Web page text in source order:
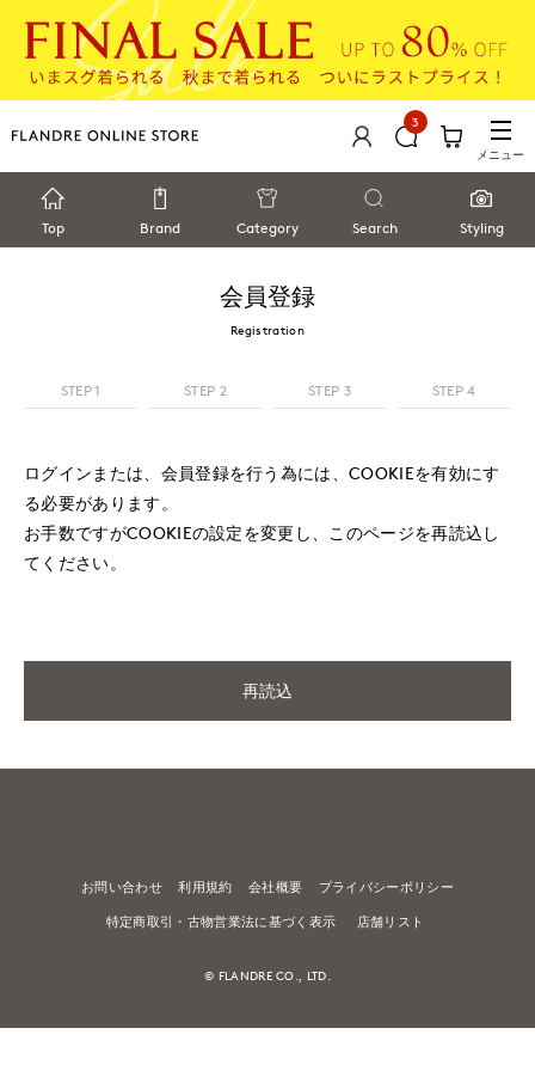
3
メニュー
Top Brand Category Search Styling
会員登録
Registration
STEP 1 STEP 2 STEP 3 STEP 4
ログインまたは、会員登録を行う為には、COOKIEを有効にす
る必要があります。
お手数ですがCOOKIEの設定を変更し、このページを再読込し
てください。
再読込
お問い合わせ 利用規約 会社概要 プライバシーポリシー
特定商取引・古物営業法に基づく表示 店舗リスト
© FLANDRE CO., LTD.